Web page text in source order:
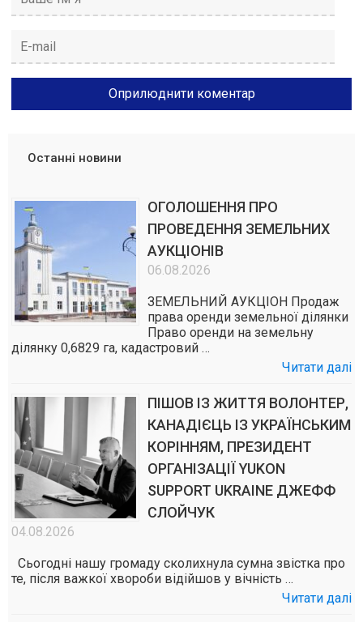
Останні новини
ОГОЛОШЕННЯ ПРО
ПРОВЕДЕННЯ ЗЕМЕЛЬНИХ
АУКЦІОНІВ
06.08.2026
ЗЕМЕЛЬНИЙ АУКЦІОН Продаж
права оренди земельної ділянки
Право оренди на земельну
ділянку 0,6829 га, кадастровий …
Читати далі
ПІШОВ ІЗ ЖИТТЯ ВОЛОНТЕР,
КАНАДІЄЦЬ ІЗ УКРАЇНСЬКИМ
КОРІННЯМ, ПРЕЗИДЕНТ
ОРГАНІЗАЦІЇ YUKON
SUPPORT UKRAINE ДЖЕФФ
СЛОЙЧУК
04.08.2026
Сьогодні нашу громаду сколихнула сумна звістка про
те, після важкої хвороби відійшов у вічність …
Читати далі